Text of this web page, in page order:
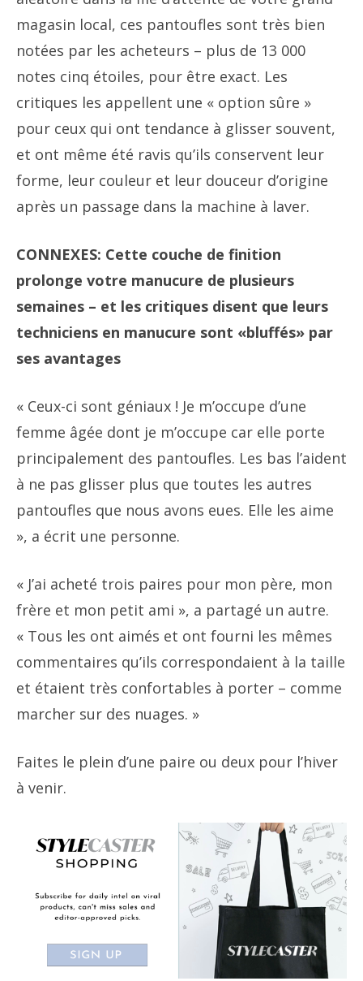
magasin local, ces pantoufles sont très bien
notées par les acheteurs – plus de 13 000
notes cinq étoiles, pour être exact. Les
critiques les appellent une « option sûre »
pour ceux qui ont tendance à glisser souvent,
et ont même été ravis qu’ils conservent leur
forme, leur couleur et leur douceur d’origine
après un passage dans la machine à laver.
CONNEXES: Cette couche de finition
prolonge votre manucure de plusieurs
semaines – et les critiques disent que leurs
techniciens en manucure sont «bluffés» par
ses avantages
« Ceux-ci sont géniaux ! Je m’occupe d’une
femme âgée dont je m’occupe car elle porte
principalement des pantoufles. Les bas l’aident
à ne pas glisser plus que toutes les autres
pantoufles que nous avons eues. Elle les aime
», a écrit une personne.
« J’ai acheté trois paires pour mon père, mon
frère et mon petit ami », a partagé un autre.
« Tous les ont aimés et ont fourni les mêmes
commentaires qu’ils correspondaient à la taille
et étaient très confortables à porter – comme
marcher sur des nuages. »
Faites le plein d’une paire ou deux pour l’hiver
à venir.